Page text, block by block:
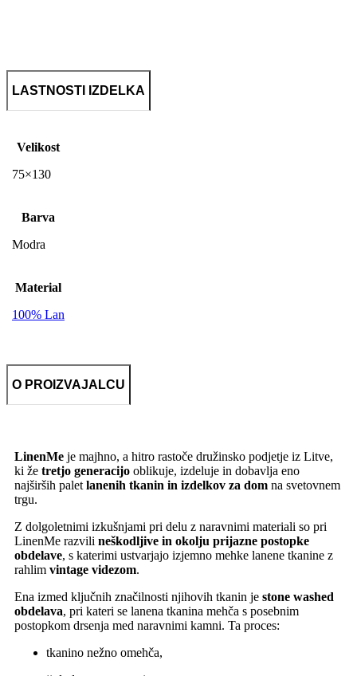
LASTNOSTI IZDELKA
Velikost
75×130
Barva
Modra
Material
100% Lan
O PROIZVAJALCU
LinenMe je majhno, a hitro rastoče družinsko podjetje iz Litve,
ki že tretjo generacijo oblikuje, izdeluje in dobavlja eno
najširših palet lanenih tkanin in izdelkov za dom na svetovnem
trgu.
Z dolgoletnimi izkušnjami pri delu z naravnimi materiali so pri
LinenMe razvili neškodljive in okolju prijazne postopke
obdelave, s katerimi ustvarjajo izjemno mehke lanene tkanine z
rahlim vintage videzom.
Ena izmed ključnih značilnosti njihovih tkanin je stone washed
obdelava, pri kateri se lanena tkanina mehča s posebnim
postopkom drsenja med naravnimi kamni. Ta proces:
tkanino nežno omehča,